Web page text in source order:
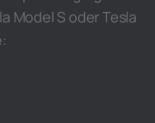
Model S oder Tesla